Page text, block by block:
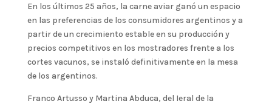
En los últimos 25 años, la carne aviar ganó un espacio
en las preferencias de los consumidores argentinos y a
partir de un crecimiento estable en su producción y
precios competitivos en los mostradores frente a los
cortes vacunos, se instaló definitivamente en la mesa
de los argentinos.
Franco Artusso y Martina Abduca, del Ieral de la